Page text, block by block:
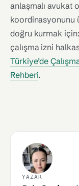
anlaşmalı avukat
koordinasyonunu
doğru kurmak
çalışma izni
Türkiye’de
Rehberi.
YAZAR